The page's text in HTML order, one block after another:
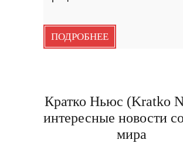
ПОДРОБНЕЕ
Кратко Ньюс (Kratko
интересные новости
мира